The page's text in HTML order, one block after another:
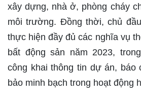
xây dựng, nhà ở, phòng cháy
môi trường. Đồng thời, chủ
thực hiện đầy đủ các nghĩa vụ
bất động sản năm 2023,
công khai thông tin dự án, báo
bảo minh bạch trong hoạt động